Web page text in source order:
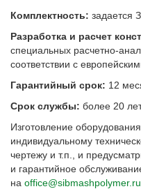
Комплектность: задается
Разработка и расчет
специальных расчетно-
соответствии с
Гарантийный срок: 12
Срок службы: более 20
Изготовление
индивидуальному
чертежу и т.п., и
и гарантийное
на office@sibmashpolymer.ru